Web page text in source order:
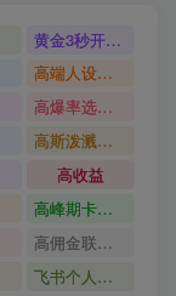
黄金3秒开头与标题海报玩法六大运营硬核技能高效变现
高端人设搭建积累客户信任图文剪辑谈单转化实操教学
高爆率选题方法
高斯泼溅与游戏化交互课程
高收益
高峰期卡顿利润被抽干
高佣金联盟课
飞书个人版100G注册教程无需额外扩容